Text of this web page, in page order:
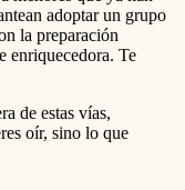
adoptar un grupo
la preparación
enriquecedora. Te
de estas vías,
oír, sino lo que